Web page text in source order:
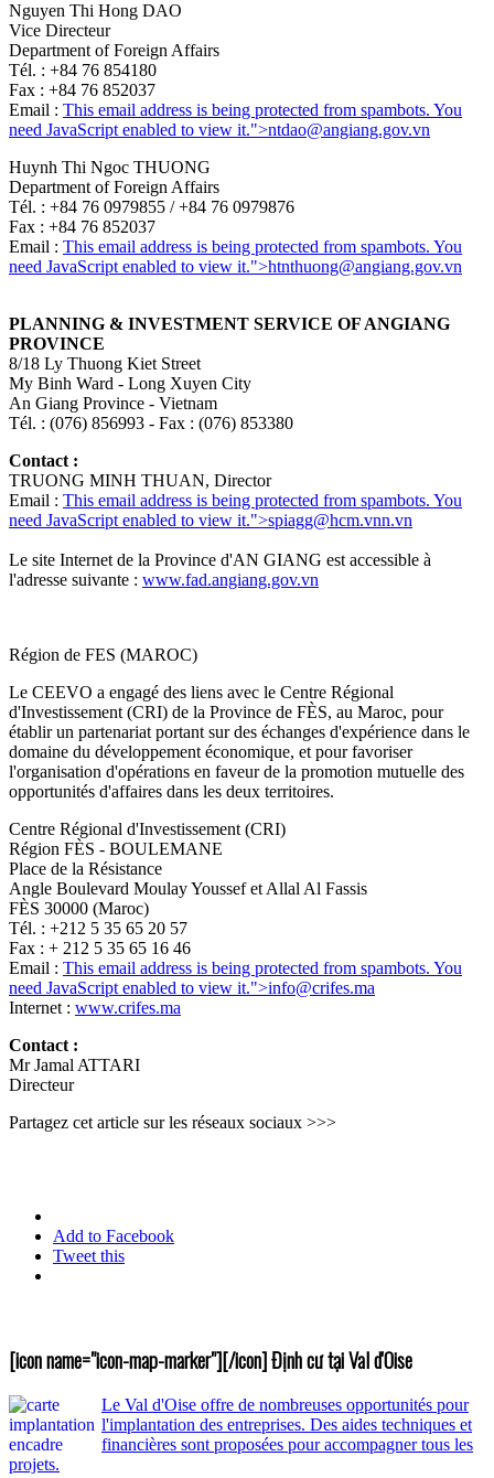
Nguyen Thi Hong DAO
Vice Directeur
Department of Foreign Affairs
Tél. : +84 76 854180
Fax : +84 76 852037
Email : This email address is being protected from spambots. You
need JavaScript enabled to view it.">ntdao@angiang.gov.vn
Huynh Thi Ngoc THUONG
Department of Foreign Affairs
Tél. : +84 76 0979855 / +84 76 0979876
Fax : +84 76 852037
Email : This email address is being protected from spambots. You
need JavaScript enabled to view it.">htnthuong@angiang.gov.vn
PLANNING & INVESTMENT SERVICE OF ANGIANG
PROVINCE
8/18 Ly Thuong Kiet Street
My Binh Ward - Long Xuyen City
An Giang Province - Vietnam
Tél. : (076) 856993 - Fax : (076) 853380
Contact :
TRUONG MINH THUAN, Director
Email : This email address is being protected from spambots. You
need JavaScript enabled to view it.">spiagg@hcm.vnn.vn
Le site Internet de la Province d'AN GIANG est accessible à
l'adresse suivante : www.fad.angiang.gov.vn
Région de FES (MAROC)
Le CEEVO a engagé des liens avec le Centre Régional
d'Investissement (CRI) de la Province de FÈS, au Maroc, pour
établir un partenariat portant sur des échanges d'expérience dans le
domaine du développement économique, et pour favoriser
l'organisation d'opérations en faveur de la promotion mutuelle des
opportunités d'affaires dans les deux territoires.
Centre Régional d'Investissement (CRI)
Région FÈS - BOULEMANE
Place de la Résistance
Angle Boulevard Moulay Youssef et Allal Al Fassis
FÈS 30000 (Maroc)
Tél. : +212 5 35 65 20 57
Fax : + 212 5 35 65 16 46
Email : This email address is being protected from spambots. You
need JavaScript enabled to view it.">info@crifes.ma
Internet : www.crifes.ma
Contact :
Mr Jamal ATTARI
Directeur
Partagez cet article sur les réseaux sociaux >>>
Add to Facebook
Tweet this
[icon name="icon-map-marker"][/icon] Định cư tại Val d'Oise
Le Val d'Oise offre de nombreuses opportunités pour
l'implantation des entreprises. Des aides techniques et
financières sont proposées pour accompagner tous les
projets.